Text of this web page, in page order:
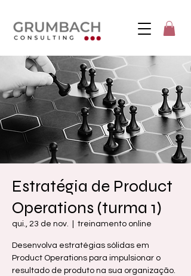
Estratégia de Product
Operations (turma 1)
qui., 23 de nov. treinamento online
Desenvolva estratégias sólidas em
Product Operations para impulsionar o
resultado de produto na sua organização.